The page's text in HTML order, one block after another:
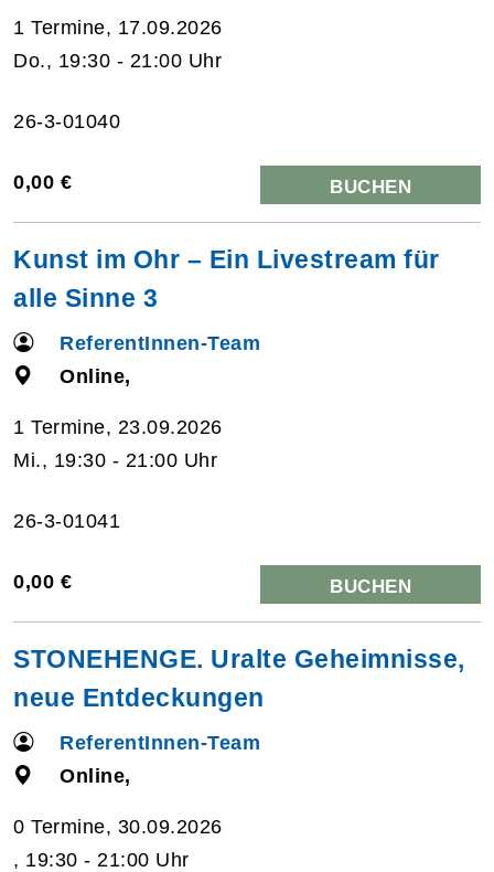
1 Termine, 17.09.2026
Do., 19:30 - 21:00 Uhr
26-3-01040
0,00 € BUCHEN
Kunst im Ohr – Ein Livestream für
alle Sinne 3
ReferentInnen-Team
Online,
1 Termine, 23.09.2026
Mi., 19:30 - 21:00 Uhr
26-3-01041
0,00 € BUCHEN
STONEHENGE. Uralte Geheimnisse,
neue Entdeckungen
ReferentInnen-Team
Online,
0 Termine, 30.09.2026
, 19:30 - 21:00 Uhr